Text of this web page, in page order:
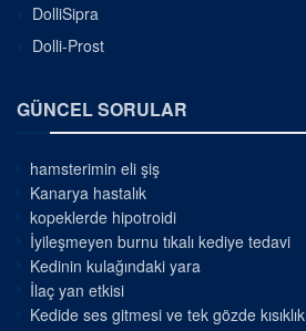
DolliSipra
Dolli-Prost
GÜNCEL SORULAR
hamsterimin eli şiş
Kanarya hastalık
kopeklerde hipotroidi
İyileşmeyen burnu tıkalı kediye tedavi
Kedinin kulağındaki yara
İlaç yan etkisi
Kedide ses gitmesi ve tek gözde kısıklık